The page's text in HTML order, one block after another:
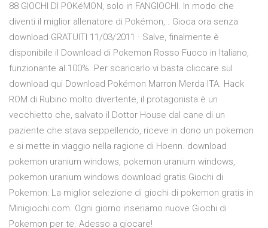
88 GIOCHI DI POKéMON, solo in FANGIOCHI. In modo che
diventi il miglior allenatore di Pokémon, . Gioca ora senza
download GRATUITI 11/03/2011 · Salve, finalmente è
disponibile il Download di Pokemon Rosso Fuoco in Italiano,
funzionante al 100%. Per scaricarlo vi basta cliccare sul
download qui Download Pokémon Marron Merda ITA. Hack
ROM di Rubino molto divertente, il protagonista è un
vecchietto che, salvato il Dottor House dal cane di un
paziente che stava seppellendo, riceve in dono un pokemon
e si mette in viaggio nella ragione di Hoenn. download
pokemon uranium windows, pokemon uranium windows,
pokemon uranium windows download gratis Giochi di
Pokemon: La miglior selezione di giochi di pokemon gratis in
Minigiochi.com. Ogni giorno inseriamo nuove Giochi di
Pokemon per te. Adesso a giocare!